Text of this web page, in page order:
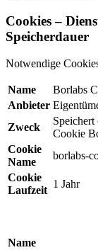
Cookies –
Speicherdauer
Notwendige
Name
Borlabs
Anbieter
Zweck
Cookie
Cookie
Name
borlabs-
Cookie
Laufzeit
1 Jahr
Name